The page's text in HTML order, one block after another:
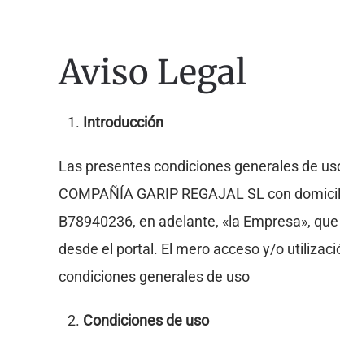
Aviso Legal
Introducción
Las presentes condiciones generales de
COMPAÑÍA GARIP REGAJAL SL con
B78940236, en adelante, «la Empresa»,
desde el portal. El mero acceso y/o
condiciones generales de uso
Condiciones de uso